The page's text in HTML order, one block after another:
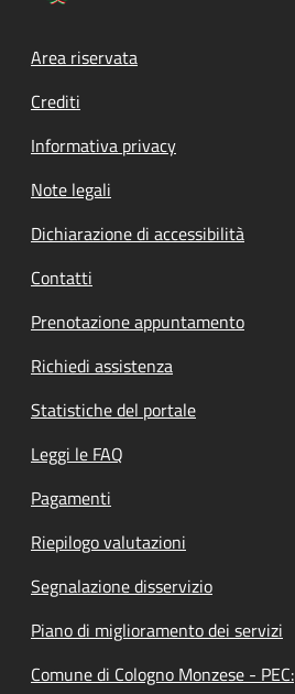
Footer menu
Area riservata
Crediti
Informativa privacy
Note legali
Dichiarazione di accessibilità
Contatti
Prenotazione appuntamento
Richiedi assistenza
Statistiche del portale
Leggi le FAQ
Pagamenti
Riepilogo valutazioni
Segnalazione disservizio
Piano di miglioramento dei servizi
Comune di Cologno Monzese - PEC: